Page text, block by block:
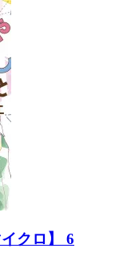
クロ】 6